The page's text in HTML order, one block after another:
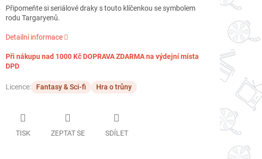
Připomeňte si seriálové draky s touto klíčenkou se symbolem
rodu Targaryenů.
Detailní informace
Při nákupu nad 1000 Kč DOPRAVA ZDARMA na výdejní místa
DPD
Licence: Fantasy & Sci-fi Hra o trůny
TISK ZEPTAT SE SDÍLET